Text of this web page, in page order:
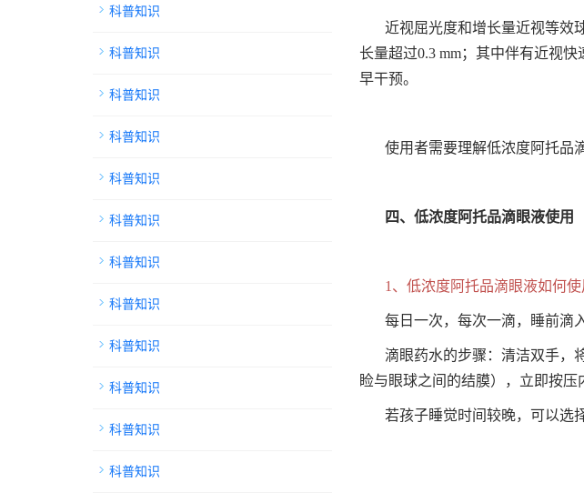
近视屈光度和增长量近视等效
长量超过0.3 mm；其中伴有近视
早干预。
使用者需要理解低浓度阿托品
四、低浓度阿托品滴眼液使用
1、低浓度阿托品滴眼液如何使
每日一次，每次一滴，睡前滴
滴眼药水的步骤：清洁双手，
睑与眼球之间的结膜），立即按压
若孩子睡觉时间较晚，可以选
科普知识
科普知识
科普知识
科普知识
科普知识
科普知识
科普知识
科普知识
科普知识
科普知识
科普知识
科普知识